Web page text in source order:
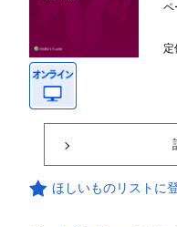
ペ
ほしいものリストに